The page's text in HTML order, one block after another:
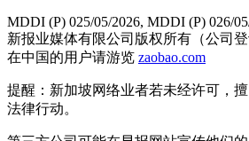
MDDI (P) 025/05/2026, MDDI (P) 026/
新报业媒体有限公司版权所有（公司登
在中国的用户请游览 zaobao.com
提醒：新加坡网络业者若未经许可，
法律行动。